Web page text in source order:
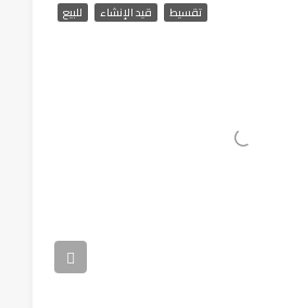
تقسيط قيد الإنشاء للبيع